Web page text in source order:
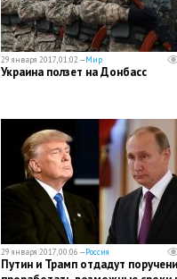
29 января 2017, 01:02 —Мир
​Украина ползет на Донбасс
29 января 2017, 00:06 —Россия
Путин и Трамп отдадут